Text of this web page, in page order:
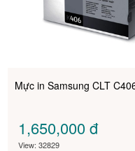
Mực in Samsung CLT
1,650,000đ
View: 32829